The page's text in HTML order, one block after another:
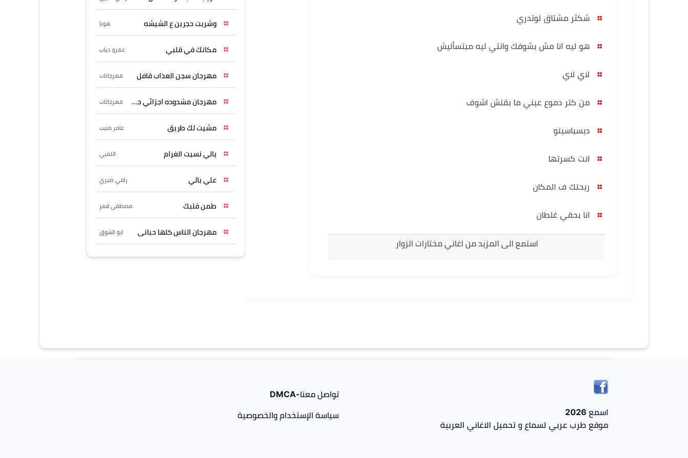
شكثر مشتاق لوتدري
هو ليه انا مش بشوفك وانتي ليه مبتسأليش
لاي لاي
من كتر دموع عيني ما بقتش اشوف
ديسباسيتو
انت كسرتها
ريحتك ف المكان
انا بحقي غلطان
استمع الى المزيد من اغاني مختارات الزوار
وشربت حجرين ع الشيشه هوبا
مكانك في قلبي عمرو دياب
مهرجان سجن العذاب قافل مهرجانات
مهرجان مشدوده اجزائي حربونى مهرجانات
مشيت لك طريق عامر منيب
يالي نسيت الغرام اللمبي
علي بالي رامي صبري
طمن قلبك مصطفى قمر
مهرجان الناس كلها حبانى ابو الشوق
اسمع 2026
موقع طرب عربي لسماع و تحميل الاغاني العربية
تواصل معنا-DMCA
سياسة الإستخدام والخصوصية